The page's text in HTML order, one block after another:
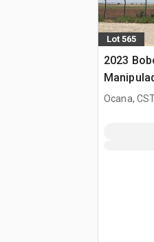
Lot 565
2023
Ocana,